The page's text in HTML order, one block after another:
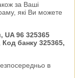
за Ваші
які Ви можете
UA 96 325365
банку 325365,
в